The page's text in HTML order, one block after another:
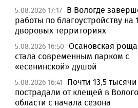
5.08.2026 17:17 В Вологде
работы по благоустройству на
дворовых территориях
5.08.2026 16:50 Осановская
стала современным парком с
«есенинской» душой
5.08.2026 16:41
Почти 13,5
пострадали от клещей в
области с начала сезона